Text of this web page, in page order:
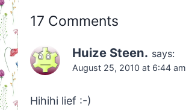
17 Comments
Huize Steen. says:
August 25, 2010 at 6:44 am
Hihihi lief :-)